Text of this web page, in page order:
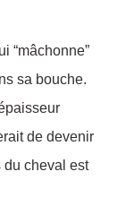
“mâchonne”
sa bouche.
de devenir
du cheval est